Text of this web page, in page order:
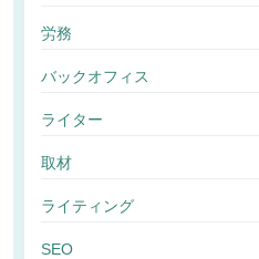
労務
バックオフィス
ライター
取材
ライティング
SEO